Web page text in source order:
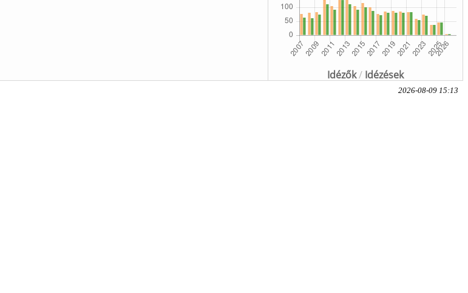
Idézők/ Idézések
2026-08-09 15:13